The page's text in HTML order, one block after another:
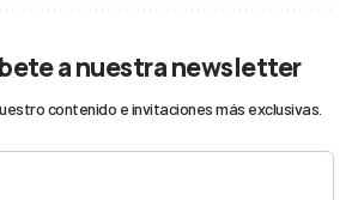
a nuestra newsletter
contenido e invitaciones más exclusivas.